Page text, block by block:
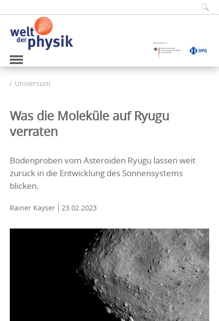
Universum
Was die Moleküle auf Ryugu
verraten
Bodenproben vom Asteroiden Ryugu lassen weit
zurück in die Entwicklung des Sonnensystems
blicken.
Rainer Kayser 23.02.2023